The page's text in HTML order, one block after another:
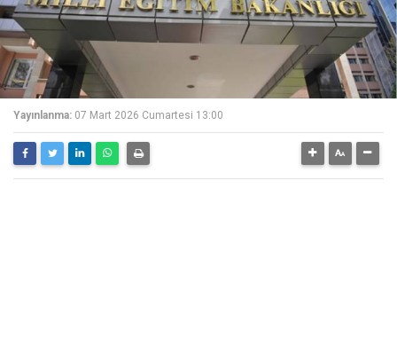
Yayınlanma: 07 Mart 2026 Cumartesi 13:00